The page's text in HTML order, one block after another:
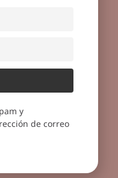
y
de correo